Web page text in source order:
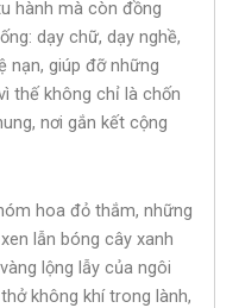
hành mà còn đồng
dạy chữ, dạy nghề,
nạn, giúp đỡ những
thế không chỉ là chốn
nơi gắn kết cộng
hoa đỏ thắm, những
lẫn bóng cây xanh
lộng lẫy của ngôi
không khí trong lành,